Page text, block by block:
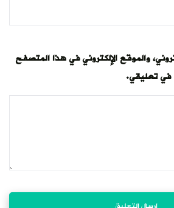
والموقع الإلكتروني في هذا المتصفح
في تعليقي.